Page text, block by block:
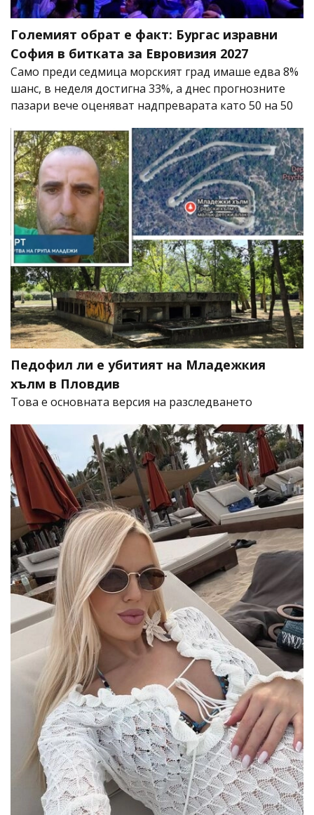
Големият обрат е факт: Бургас изравни
София в битката за Евровизия 2027
Само преди седмица морският град имаше едва 8%
шанс, в неделя достигна 33%, а днес прогнозните
пазари вече оценяват надпреварата като 50 на 50
Педофил ли е убитият на Младежкия
хълм в Пловдив
Това е основната версия на разследването